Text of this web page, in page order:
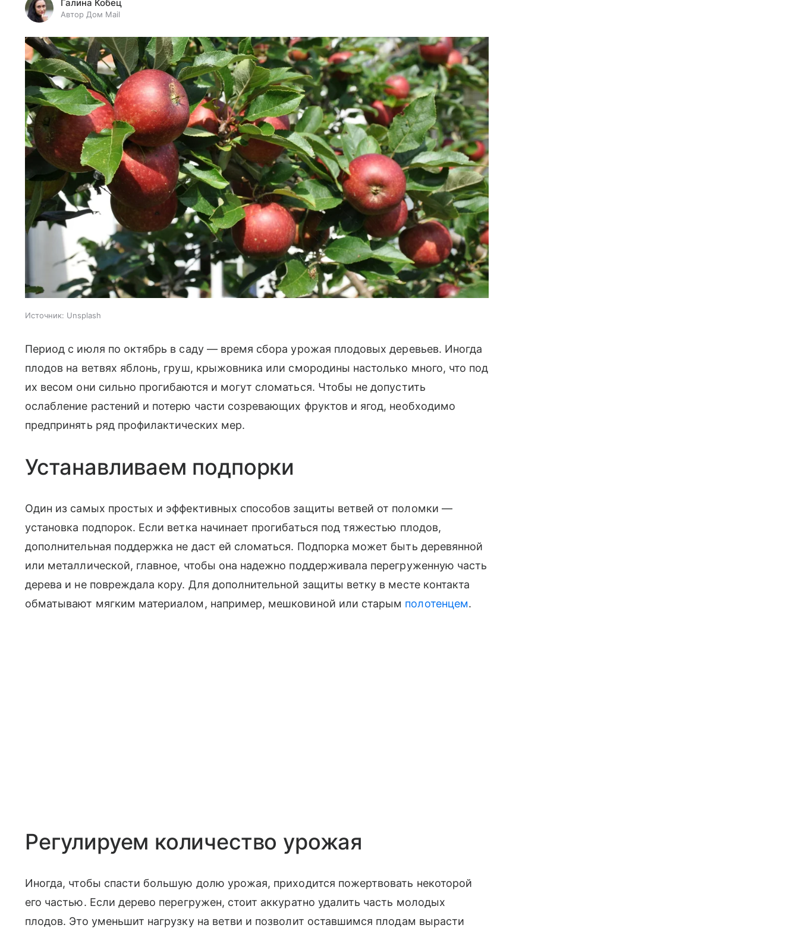
Галина Кобец
Автор Дом Mail
Источник: Unsplash
Период с июля по октябрь в саду — время сбора урожая плодовых деревьев. Иногда
плодов на ветвях яблонь, груш, крыжовника или смородины настолько много, что под
их весом они сильно прогибаются и могут сломаться. Чтобы не допустить
ослабление растений и потерю части созревающих фруктов и ягод, необходимо
предпринять ряд профилактических мер.
Устанавливаем подпорки
Один из самых простых и эффективных способов защиты ветвей от поломки —
установка подпорок. Если ветка начинает прогибаться под тяжестью плодов,
дополнительная поддержка не даст ей сломаться. Подпорка может быть деревянной
или металлической, главное, чтобы она надежно поддерживала перегруженную часть
дерева и не повреждала кору. Для дополнительной защиты ветку в месте контакта
обматывают мягким материалом, например, мешковиной или старым полотенцем.
Регулируем количество урожая
Иногда, чтобы спасти большую долю урожая, приходится пожертвовать некоторой
его частью. Если дерево перегружен, стоит аккуратно удалить часть молодых
плодов. Это уменьшит нагрузку на ветви и позволит оставшимся плодам вырасти